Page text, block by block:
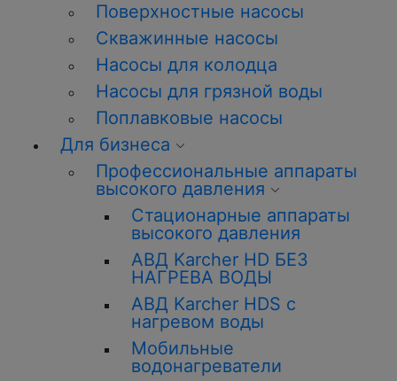
Поверхностные насосы
Скважинные насосы
Насосы для колодца
Насосы для грязной воды
Поплавковые насосы
Для бизнеса
Профессиональные аппараты
высокого давления
Стационарные аппараты
высокого давления
АВД Karcher HD БЕЗ
НАГРЕВА ВОДЫ
АВД Karcher HDS с
нагревом воды
Мобильные
водонагреватели